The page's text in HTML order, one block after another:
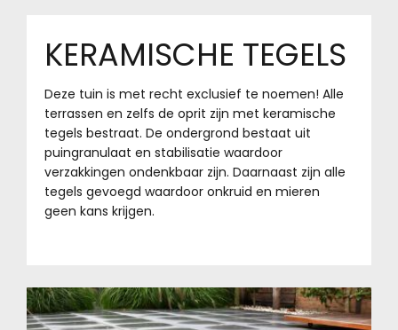
KERAMISCHE TEGELS
Deze tuin is met recht exclusief te noemen! Alle
terrassen en zelfs de oprit zijn met keramische
tegels bestraat. De ondergrond bestaat uit
puingranulaat en stabilisatie waardoor
verzakkingen ondenkbaar zijn. Daarnaast zijn alle
tegels gevoegd waardoor onkruid en mieren
geen kans krijgen.